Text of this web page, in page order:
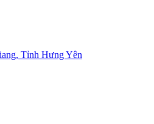
Tỉnh Hưng Yên